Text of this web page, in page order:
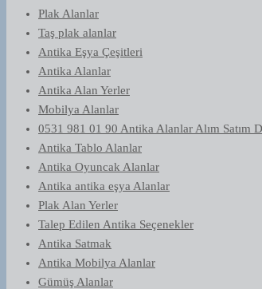
Plak Alanlar
Taş plak alanlar
Antika Eşya Çeşitleri
Antika Alanlar
Antika Alan Yerler
Mobilya Alanlar
0531 981 01 90 Antika Alanlar Alım Satım
Antika Tablo Alanlar
Antika Oyuncak Alanlar
Antika antika eşya Alanlar
Plak Alan Yerler
Talep Edilen Antika Seçenekler
Antika Satmak
Antika Mobilya Alanlar
Gümüş Alanlar